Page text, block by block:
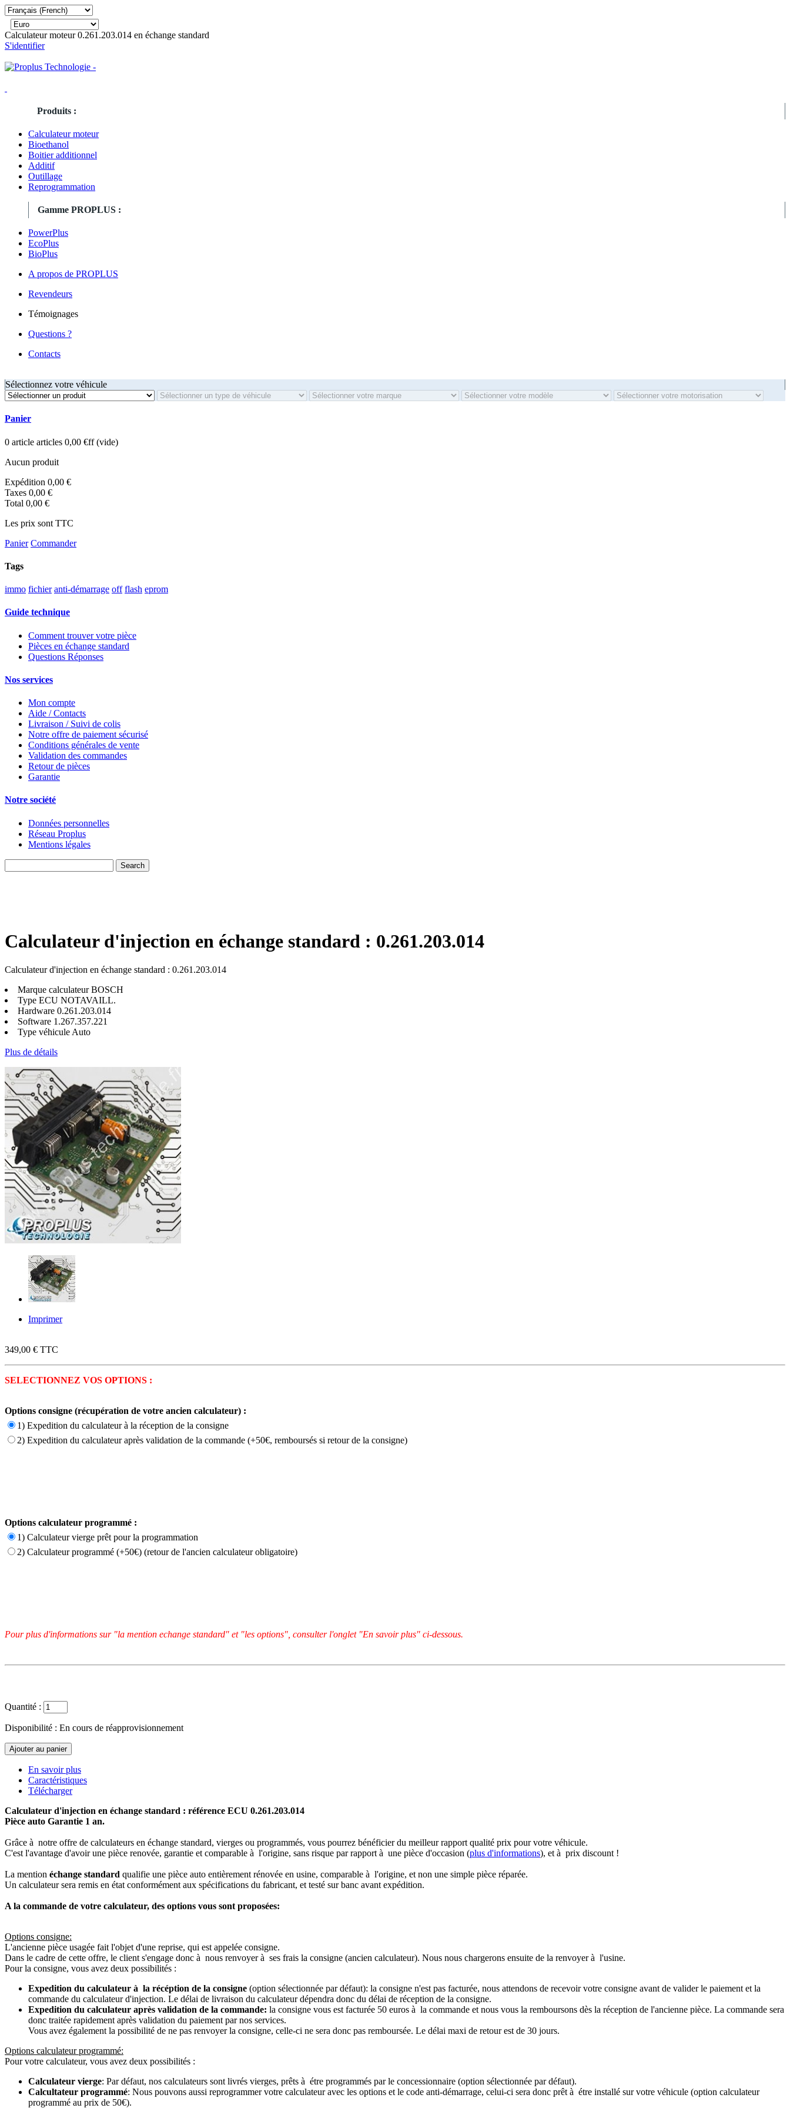
Calculateur moteur 0.261.203.014 en échange standard
S'identifier
Produits :
Calculateur moteur
Bioethanol
Boitier additionnel
Additif
Outillage
Reprogrammation
Gamme PROPLUS :
PowerPlus
EcoPlus
BioPlus
A propos de PROPLUS
Revendeurs
Témoignages
Questions ?
Contacts
Sélectionnez votre véhicule
Panier
0 article articles 0,00 €ff (vide)
Aucun produit
Expédition 0,00 €
Taxes 0,00 €
Total 0,00 €
Les prix sont TTC
Panier Commander
Tags
immo fichier anti-démarrage off flash eprom
Guide technique
Comment trouver votre pièce
Pièces en échange standard
Questions Réponses
Nos services
Mon compte
Aide / Contacts
Livraison / Suivi de colis
Notre offre de paiement sécurisé
Conditions générales de vente
Validation des commandes
Retour de pièces
Garantie
Notre société
Données personnelles
Réseau Proplus
Mentions légales
Calculateur d'injection en échange standard : 0.261.203.014
Calculateur d'injection en échange standard : 0.261.203.014
Marque calculateurBOSCH
Type ECU NOTAVAILL.
Hardware 0.261.203.014
Software 1.267.357.221
Type véhicule Auto
Plus de détails
Imprimer
349,00 € TTC
SELECTIONNEZ VOS OPTIONS :
Options consigne (récupération de votre ancien calculateur) :
1) Expedition du calculateur à la réception de la consigne
2) Expedition du calculateur après validation de la commande (+50€, remboursés si retour de la consigne)
Options calculateur programmé :
1) Calculateur vierge prêt pour la programmation
2) Calculateur programmé (+50€) (retour de l'ancien calculateur obligatoire)
Pour plus d'informations sur "la mention echange standard" et "les options", consulter l'onglet "En savoir plus" ci-dessous.
Quantité :
Disponibilité : En cours de réapprovisionnement
En savoir plus
Caractéristiques
Télécharger
Calculateur d'injection en échange standard : référence ECU 0.261.203.014
Pièce auto Garantie 1 an.
Grâce à notre offre de calculateurs en échange standard, vierges ou programmés, vous pourrez bénéficier du meilleur rapport qualité prix pour votre véhicule.
C'est l'avantage d'avoir une pièce renovée, garantie et comparable à l'origine, sans risque par rapport à une pièce d'occasion (plus d'informations), et à prix discount !
La mention échange standard qualifie une pièce auto entièrement rénovée en usine, comparable à l'origine, et non une simple pièce réparée.
Un calculateur sera remis en état conformément aux spécifications du fabricant, et testé sur banc avant expédition.
A la commande de votre calculateur, des options vous sont proposées:
Options consigne:
L'ancienne pièce usagée fait l'objet d'une reprise, qui est appelée consigne.
Dans le cadre de cette offre, le client s'engage donc à nous renvoyer à ses frais la consigne (ancien calculateur). Nous nous chargerons ensuite de la renvoyer à l'usine.
Pour la consigne, vous avez deux possibilités :
Expedition du calculateur à la récéption de la consigne (option sélectionnée par défaut): la consigne n'est pas facturée, nous attendons de recevoir votre consigne avant de valider le paiement et la
commande du calculateur d'injection. Le délai de livraison du calculateur dépendra donc du délai de réception de la consigne.
Expedition du calculateur après validation de la commande: la consigne vous est facturée 50 euros à la commande et nous vous la remboursons dès la réception de l'ancienne pièce. La commande sera
donc traitée rapidement après validation du paiement par nos services.
Vous avez également la possibilité de ne pas renvoyer la consigne, celle-ci ne sera donc pas remboursée. Le délai maxi de retour est de 30 jours.
Options calculateur programmé:
Pour votre calculateur, vous avez deux possibilités :
Calculateur vierge: Par défaut, nos calculateurs sont livrés vierges, prêts à étre programmés par le concessionnaire (option sélectionnée par défaut).
Calcultateur programmé: Nous pouvons aussi reprogrammer votre calculateur avec les options et le code anti-démarrage, celui-ci sera donc prêt à étre installé sur votre véhicule (option calculateur
programmé au prix de 50€).